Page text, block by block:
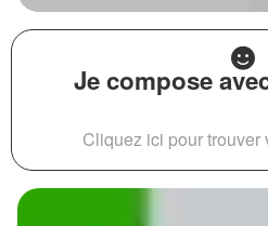
Je compose
Cliquez ici pour trouver